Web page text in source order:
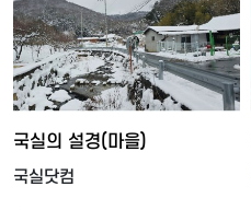
국실의 설경(마을)
국실닷컴